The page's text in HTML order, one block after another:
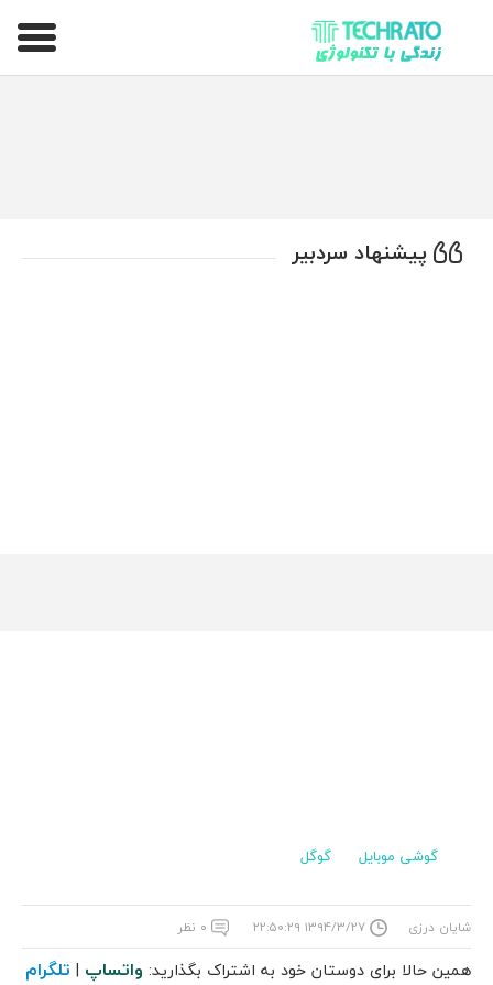
تکراتو – زندگی با تکنولوژی
پیشنهاد سردبیر
گوشی موبایل گوگل
شایان درزی ۱۳۹۴/۳/۲۷ ۲۲:۵۰:۲۹ ۰ نظر
همین حالا برای دوستان خود به اشتراک بگذارید: واتساپ | تلگرام